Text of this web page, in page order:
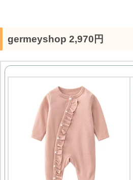
germeyshop 2,970円